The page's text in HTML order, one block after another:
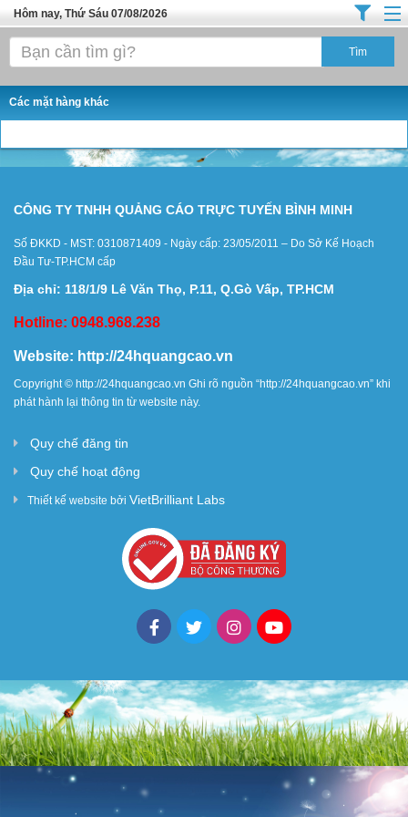
Hôm nay, Thứ Sáu 07/08/2026
Trang chủ
Tuyển Sinh Đào Tạo
Ô Tô Xe Máy
Điện Tử Điện Máy
Làm Đẹp
Việc Làm
Dịch Vụ
Hàng Tiêu Dùng
Tổng Hợp
Các mặt hàng khác
CÔNG TY TNHH QUẢNG CÁO TRỰC TUYẾN BÌNH MINH
Số ĐKKD - MST: 0310871409 - Ngày cấp: 23/05/2011 – Do Sở Kế Hoạch
Đầu Tư-TP.HCM cấp
Địa chỉ: 118/1/9 Lê Văn Thọ, P.11, Q.Gò Vấp, TP.HCM
Hotline: 0948.968.238
Website: http://24hquangcao.vn
Copyright © http://24hquangcao.vn Ghi rõ nguồn “http://24hquangcao.vn” khi
phát hành lại thông tin từ website này.
Quy chế đăng tin
Quy chế hoạt động
Thiết kế website bởi VietBrilliant Labs